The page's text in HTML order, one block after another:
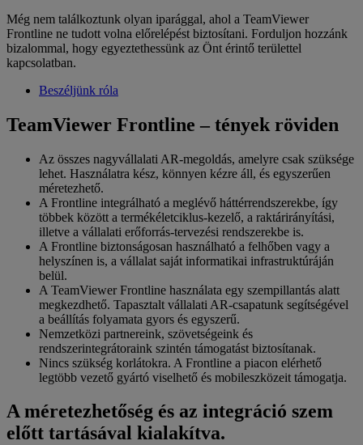
Még nem találkoztunk olyan iparággal, ahol a TeamViewer
Frontline ne tudott volna előrelépést biztosítani. Forduljon hozzánk
bizalommal, hogy egyeztethessünk az Önt érintő területtel
kapcsolatban.
Beszéljünk róla
TeamViewer Frontline – tények röviden
Az összes nagyvállalati AR-megoldás, amelyre csak szüksége
lehet. Használatra kész, könnyen kézre áll, és egyszerűen
méretezhető.
A Frontline integrálható a meglévő háttérrendszerekbe, így
többek között a termékéletciklus-kezelő, a raktárirányítási,
illetve a vállalati erőforrás-tervezési rendszerekbe is.
A Frontline biztonságosan használható a felhőben vagy a
helyszínen is, a vállalat saját informatikai infrastruktúráján
belül.
A TeamViewer Frontline használata egy szempillantás alatt
megkezdhető. Tapasztalt vállalati AR-csapatunk segítségével
a beállítás folyamata gyors és egyszerű.
Nemzetközi partnereink, szövetségeink és
rendszerintegrátoraink szintén támogatást biztosítanak.
Nincs szükség korlátokra. A Frontline a piacon elérhető
legtöbb vezető gyártó viselhető és mobileszközeit támogatja.
A méretezhetőség és az integráció szem
előtt tartásával kialakítva.